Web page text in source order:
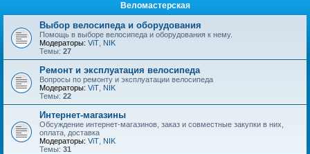
Веломастерская
Выбор велосипеда и оборудования
Помощь в выборе велосипеда и оборудования к нему.
Модераторы: ViT NIK
Темы: 27
Ремонт и эксплуатация велосипеда
Вопросы по ремонту и эксплуатации велосипеда
Модераторы: ViT NIK
Темы: 22
Интернет-магазины
Обсуждение интернет-магазинов, заказ и совместные закупки в них,
оплата, доставка
Модераторы: ViT NIK
Темы: 31